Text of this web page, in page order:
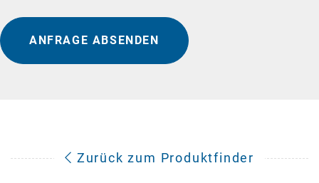
ANFRAGE ABSENDEN
Zurück zum Produktfinder